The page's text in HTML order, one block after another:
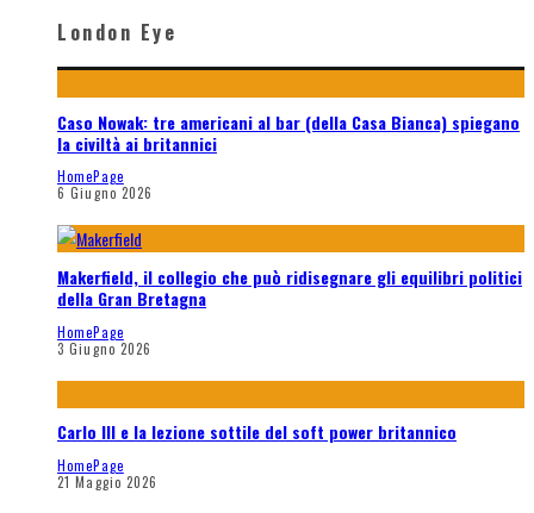
London Eye
Caso Nowak: tre americani al bar (della Casa Bianca) spiegano
la civiltà ai britannici
HomePage
6 Giugno 2026
Makerfield, il collegio che può ridisegnare gli equilibri politici
della Gran Bretagna
HomePage
3 Giugno 2026
Carlo III e la lezione sottile del soft power britannico
HomePage
21 Maggio 2026